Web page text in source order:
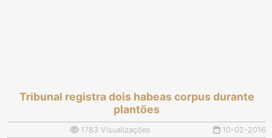
Tribunal registra dois habeas corpus durante
plantões
1783 Visualizações 10-02-2016